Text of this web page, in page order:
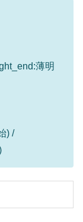
薄明
) /